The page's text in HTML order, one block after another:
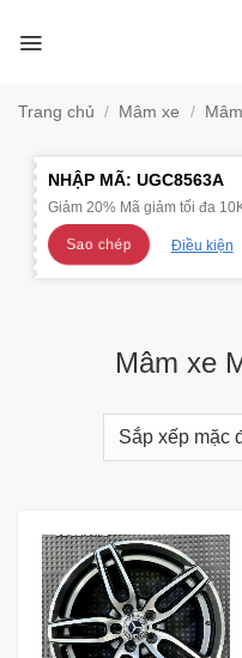
qua
Trang chủ / Mâm xe /
NHẬP MÃ: UGC8563A
Giảm 20% Mã giảm tối đa
Sao chép Điều kiện
Mâm xe